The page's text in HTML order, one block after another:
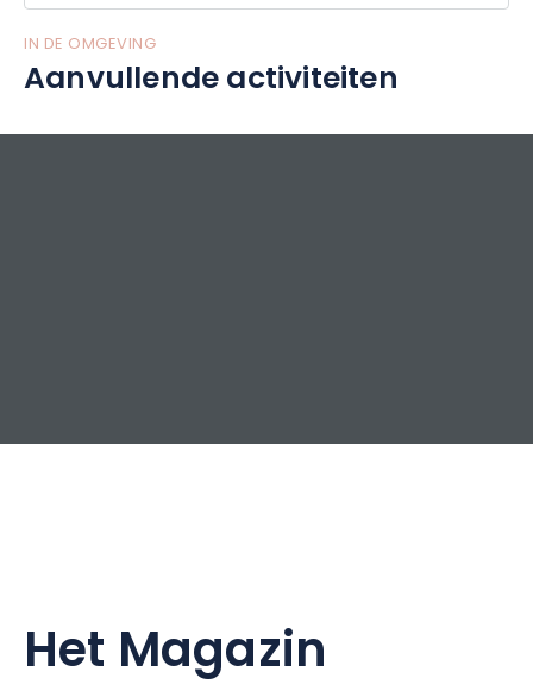
IN DE OMGEVING
Aanvullende activiteiten
Het Magazin